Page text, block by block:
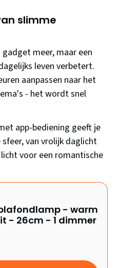
slimme
meer, maar een
leven verbetert.
aanpassen naar het
- het wordt snel
app-bediening geeft je
van vrolijk daglicht
voor een romantische
- warm
- 26cm - 1 dimmer